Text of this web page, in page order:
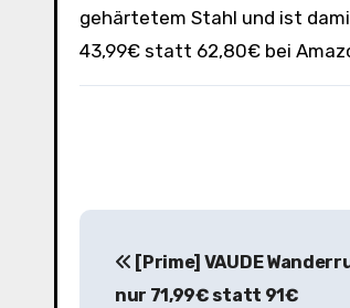
gehärtetem Stahl und ist
43,99€ statt 62,80€ bei
B
[Prime] VAUDE
nur 71,99€ statt 91€